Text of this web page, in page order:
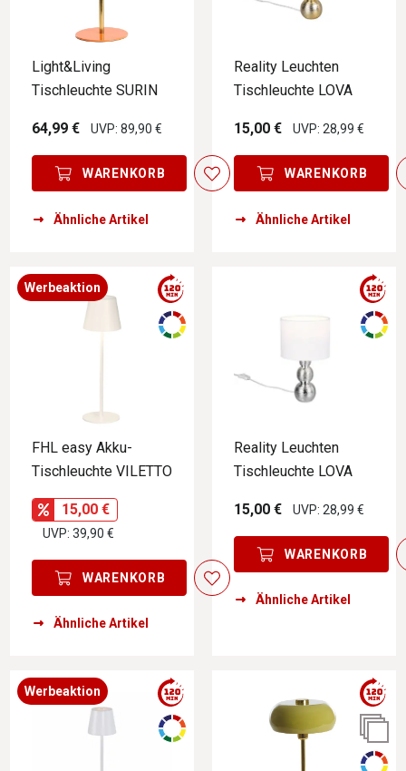
Light&Living
Tischleuchte SURIN
64,99 € UVP: 89,90 €
WARENKORB
Ähnliche Artikel
Reality Leuchten
Tischleuchte LOVA
15,00 € UVP: 28,99 €
WARENKORB
Ähnliche Artikel
Werbeaktion
FHL easy Akku-
Tischleuchte VILETTO
15,00 €
UVP: 39,90 €
WARENKORB
Ähnliche Artikel
Reality Leuchten
Tischleuchte LOVA
15,00 € UVP: 28,99 €
WARENKORB
Ähnliche Artikel
Werbeaktion